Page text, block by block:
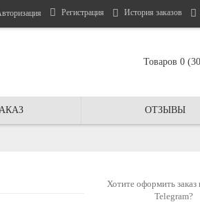
Регистрация История заказов
Товаров 0
ОТЗЫВЫ
Хотите оформить заказ
Telegram?